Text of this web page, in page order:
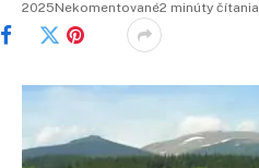
2025Nekomentované2 minúty čítania
FacebookTwitterPinterest